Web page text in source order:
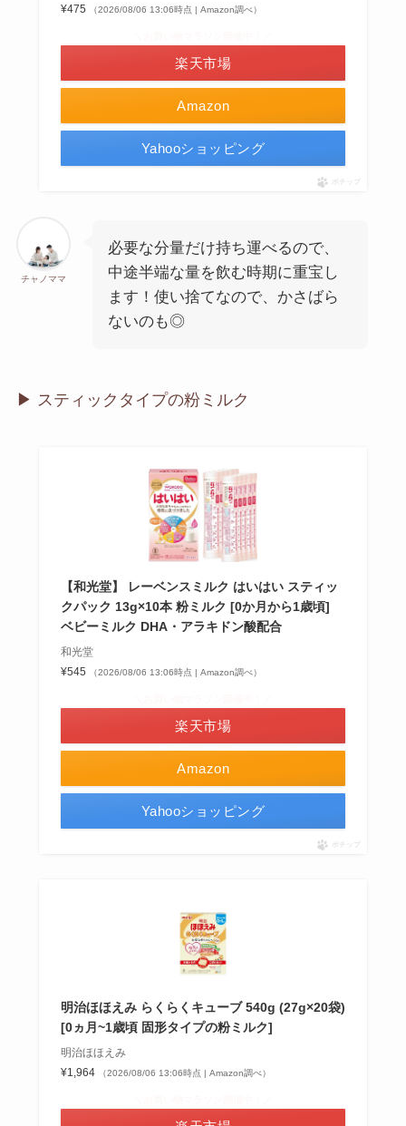
¥475
（2026/08/06 13:06時点 | Amazon調べ）
Amazon
楽天市場
Yahooショッピング
ポチップ
チャノママ
必要な分量だけ持ち運べるので、
中途半端な量を飲む時期に重宝し
ます！使い捨てなので、かさばら
ないのも◎
▶︎ スティックタイプの粉ミルク
【和光堂】 レーベンスミルク はいはい スティッ
クパック 13g×10本 粉ミルク [0か月から1歳頃]
ベビーミルク DHA・アラキドン酸配合
和光堂
¥545
（2026/08/06 13:06時点 | Amazon調べ）
Amazon
楽天市場
Yahooショッピング
ポチップ
明治ほほえみ らくらくキューブ 540g (27g×20袋)
[0ヵ月~1歳頃 固形タイプの粉ミルク]
明治ほほえみ
¥1,964
（2026/08/06 13:06時点 | Amazon調べ）